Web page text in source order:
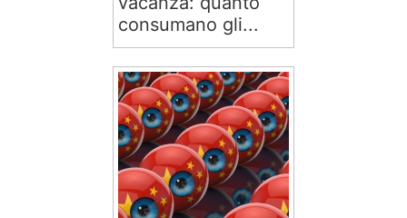
consumano gli...